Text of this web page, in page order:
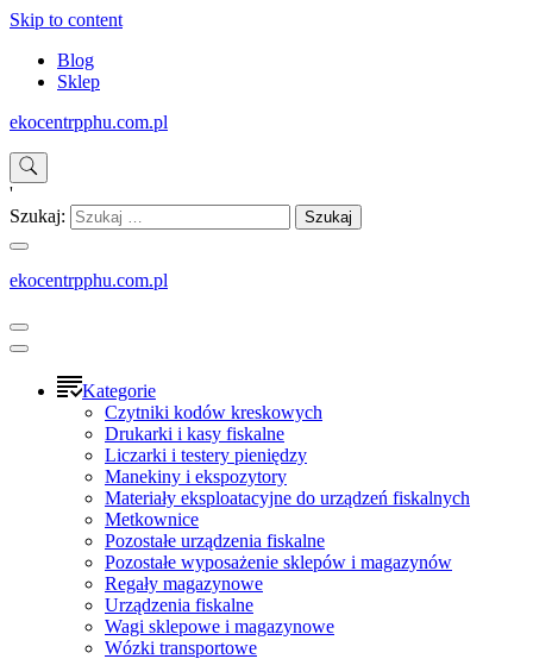
Skip to content
Blog
Sklep
ekocentrpphu.com.pl
'
Szukaj:
ekocentrpphu.com.pl
Kategorie
Czytniki kodów kreskowych
Drukarki i kasy fiskalne
Liczarki i testery pieniędzy
Manekiny i ekspozytory
Materiały eksploatacyjne do urządzeń fiskalnych
Metkownice
Pozostałe urządzenia fiskalne
Pozostałe wyposażenie sklepów i magazynów
Regały magazynowe
Urządzenia fiskalne
Wagi sklepowe i magazynowe
Wózki transportowe